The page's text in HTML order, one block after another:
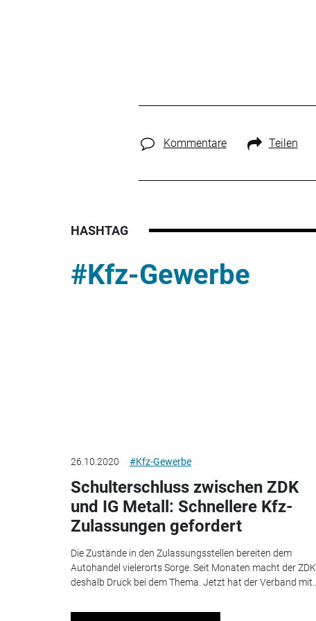
Kommentare Teilen
HASHTAG
#Kfz-Gewerbe
26.10.2020 #Kfz-Gewerbe
Schulterschluss zwischen ZDK
und IG Metall: Schnellere Kfz-
Zulassungen gefordert
Die Zustände in den Zulassungsstellen bereiten dem
Autohandel vielerorts Sorge. Seit Monaten macht der ZDK
deshalb Druck bei dem Thema. Jetzt hat der Verband mit...